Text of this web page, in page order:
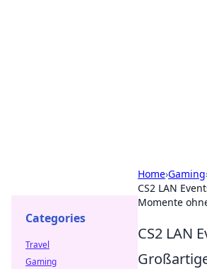
Home›Gaming
CS2 LAN
Momente
CS2 LAN
Categories
Travel
Gaming